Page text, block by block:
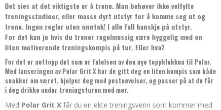
Det sies at det viktigste er å trene. Man behøver ikke velfylte
treningsstudioer, eller masse dyrt utstyr for å komme seg ut og
trene. Ingen regler uten unntak! I alle fall kanskje på utstyr.
For det kan jo hvis du trener regelmessig være hyggelig med en
liten motiverende treningskompis på tur. Eller hva?
For det er nettopp det som er følelsen av den nye toppklokken til Polar.
Med lanseringen av Polar Grit X har de gitt deg en liten kompis som både
snakker om været, hjelper deg med pusteøvelser, og passer på at du får
i deg drikke under treningsturen med mer.
Med Polar Grit X får du en ekte treningsvenn som kommer med